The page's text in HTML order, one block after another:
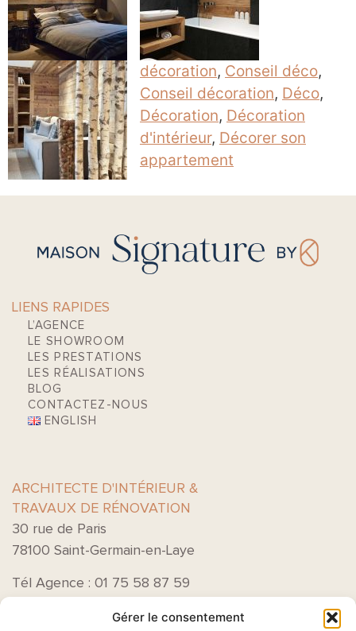
Gérer le consentement
décoration, Conseil déco,
Conseil décoration, Déco,
Décoration, Décoration
d'intérieur, Décorer son
appartement
LIENS RAPIDES
L’AGENCE
LE SHOWROOM
LES PRESTATIONS
LES RÉALISATIONS
BLOG
CONTACTEZ-NOUS
ENGLISH
ARCHITECTE D'INTÉRIEUR &
TRAVAUX DE RÉNOVATION
30 rue de Paris
78100 Saint-Germain-en-Laye
Tél Agence : 01 75 58 87 59